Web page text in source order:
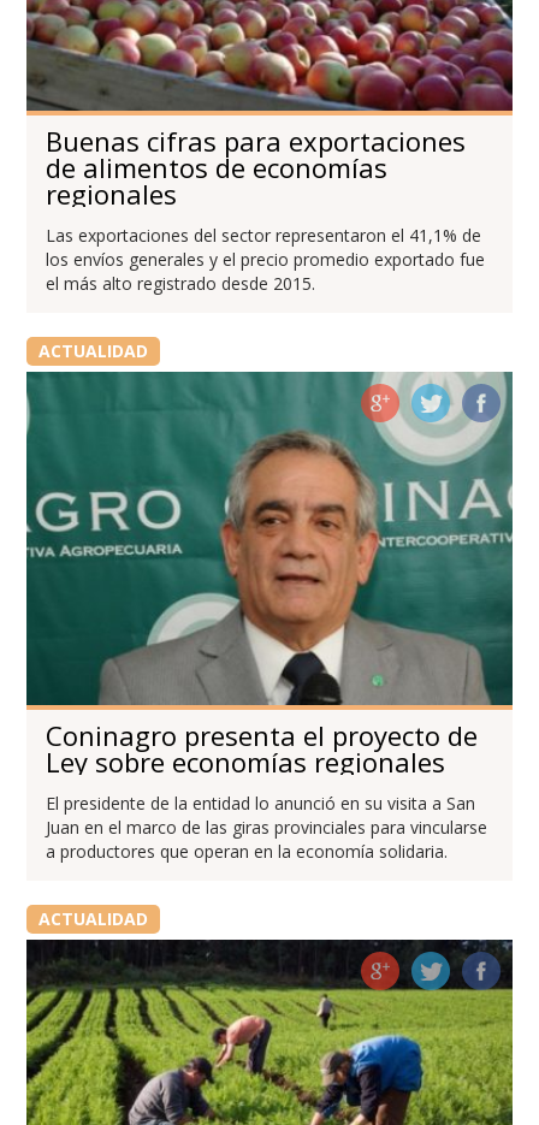
Buenas cifras para exportaciones
de alimentos de economías
regionales
Las exportaciones del sector representaron el 41,1% de
los envíos generales y el precio promedio exportado fue
el más alto registrado desde 2015.
ACTUALIDAD
Coninagro presenta el proyecto de
Ley sobre economías regionales
El presidente de la entidad lo anunció en su visita a San
Juan en el marco de las giras provinciales para vincularse
a productores que operan en la economía solidaria.
ACTUALIDAD